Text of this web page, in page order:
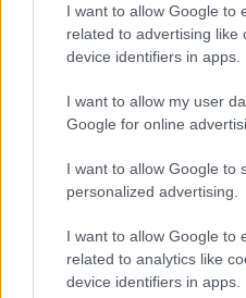
I want to allow Google to
related to advertising like
device identifiers in apps.
I want to allow my user
Google for online
I want to allow Google to
personalized advertising.
I want to allow Google to
related to analytics like
device identifiers in apps.
A
hogy először csak a
költségvetésről
csak ezt követően
évekről. A hadsereg
ahhoz, hogy hosszú
köthessen az izraeli
gyártósorok
felvétele csak